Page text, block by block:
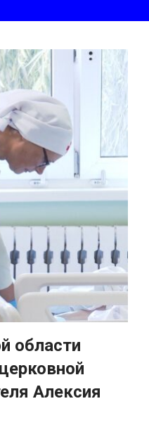
области
Алексия